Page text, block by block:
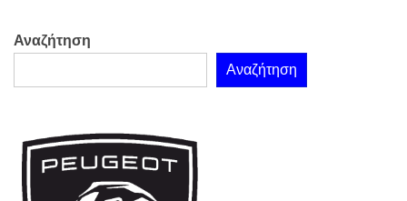
Αναζήτηση
Αναζήτηση